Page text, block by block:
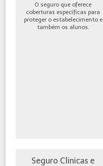
O seguro que oferece
coberturas específicas para
proteger o estabelecimento e
também os alunos.
Seguro Clinicas e